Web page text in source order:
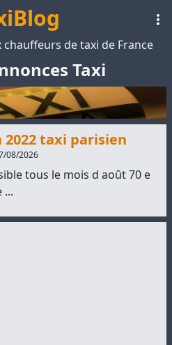
de taxi de France
Taxi
2022 taxi parisien
08/2026
tous le mois d août 70 e
...